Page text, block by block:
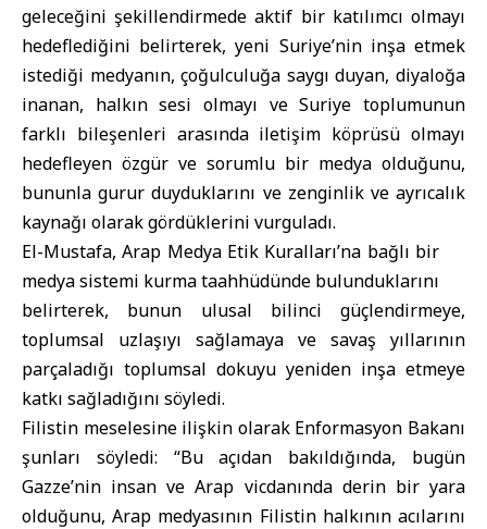
geleceğini şekillendirmede aktif bir katılımcı olmayı
hedeflediğini belirterek, yeni Suriye’nin inşa etmek
istediği medyanın, çoğulculuğa saygı duyan, diyaloğa
inanan, halkın sesi olmayı ve Suriye toplumunun
farklı bileşenleri arasında iletişim köprüsü olmayı
hedefleyen özgür ve sorumlu bir medya olduğunu,
bununla gurur duyduklarını ve zenginlik ve ayrıcalık
kaynağı olarak gördüklerini vurguladı.
El-Mustafa, Arap Medya Etik Kuralları’na bağlı bir
medya sistemi kurma taahhüdünde bulunduklarını
belirterek, bunun ulusal bilinci güçlendirmeye,
toplumsal uzlaşıyı sağlamaya ve savaş yıllarının
parçaladığı toplumsal dokuyu yeniden inşa etmeye
katkı sağladığını söyledi.
Filistin meselesine ilişkin olarak Enformasyon Bakanı
şunları söyledi: “Bu açıdan bakıldığında, bugün
Gazze’nin insan ve Arap vicdanında derin bir yara
olduğunu, Arap medyasının Filistin halkının acılarını